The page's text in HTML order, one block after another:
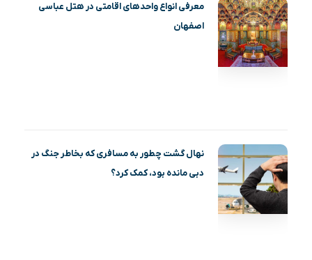
معرفی انواع واحدهای اقامتی در هتل عباسی
اصفهان
نهال گشت چطور به مسافری که بخاطر جنگ در
دبی مانده بود، کمک کرد؟